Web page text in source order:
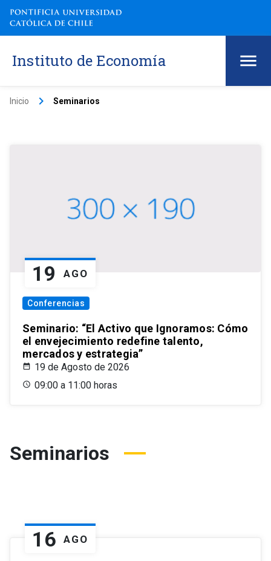
Instituto de Economía
Inicio keyboard_arrow_right Seminarios
19 AGO
Conferencias
Seminario: “El Activo que Ignoramos: Cómo
el envejecimiento redefine talento,
mercados y estrategia”
19 de Agosto de 2026
09:00 a 11:00 horas
Seminarios
16 AGO